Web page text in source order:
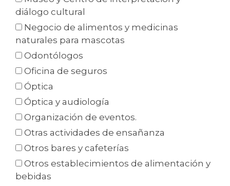
diálogo cultural
Negocio de alimentos y medicinas
naturales para mascotas
Odontólogos
Oficina de seguros
Óptica
Óptica y audiología
Organización de eventos.
Otras actividades de ensañanza
Otros bares y cafeterías
Otros establecimientos de alimentación y
bebidas